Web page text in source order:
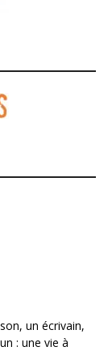
un écrivain,
: une vie à